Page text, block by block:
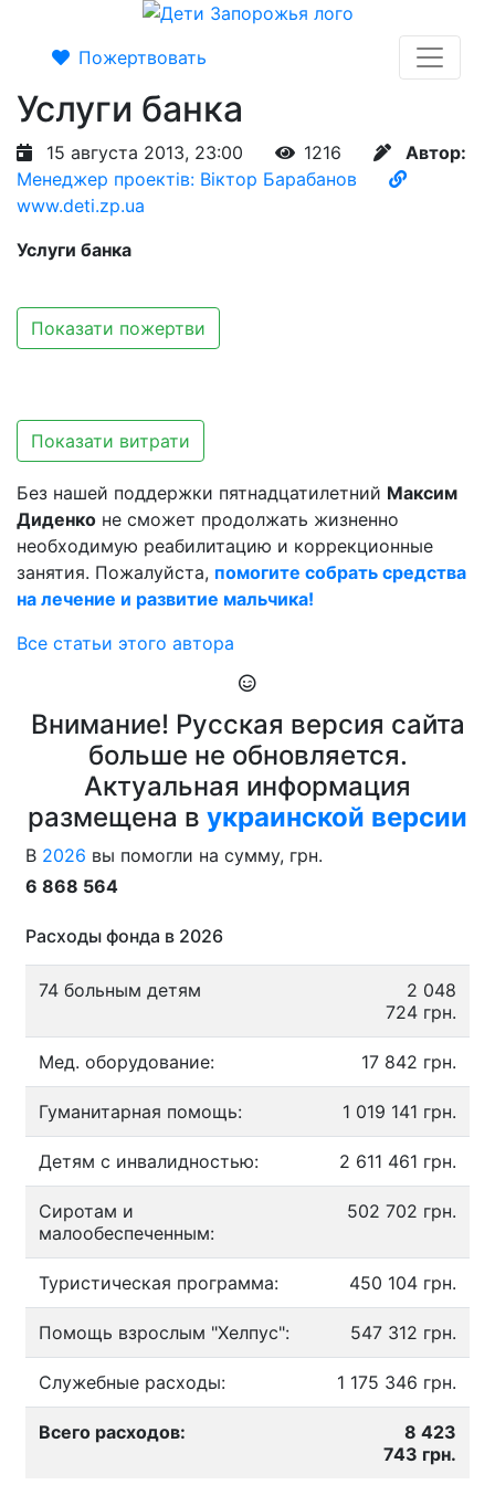
Пожертвовать
Услуги банка
15 августа 2013, 23:00 1216
Автор:
Менеджер проектів: Віктор Барабанов
www.deti.zp.ua
Услуги банка
Показати пожертви
Показати витрати
Без нашей поддержки пятнадцатилетний Максим
Диденко не сможет продолжать жизненно
необходимую реабилитацию и коррекционные
занятия. Пожалуйста, помогите собрать средства
на лечение и развитие мальчика!
Все статьи этого автора
Внимание! Русская версия сайта
больше не обновляется.
Актуальная информация
размещена в украинской версии
В 2026 вы помогли на сумму, грн.
6 868 564
Расходы фонда в 2026
74 больным детям
2 048
724 грн.
Мед. оборудование: 17 842 грн.
Гуманитарная помощь: 1 019 141 грн.
Детям с инвалидностью: 2 611 461 грн.
Сиротам и
малообеспеченным:
502 702 грн.
Туристическая программа: 450 104 грн.
Помощь взрослым "Хелпус": 547 312 грн.
Служебные расходы: 1 175 346 грн.
Всего расходов:
8 423
743 грн.